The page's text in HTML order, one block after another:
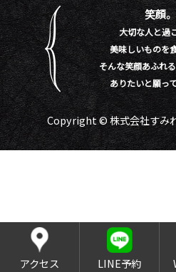
笑顔。
大切な人と過
美味しいものを
そんな笑顔あふれる
ありたいと願っ
Copyright © 株式会社すみ
アクセス LINE予約